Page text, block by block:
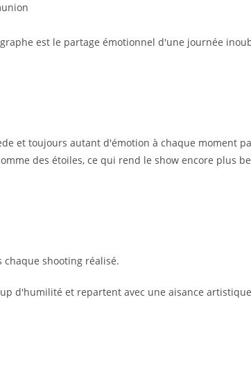
est le partage émotionnel d'une journée
et toujours autant d'émotion à chaque moment
des étoiles, ce qui rend le show encore plus
chaque shooting réalisé.
d'humilité et repartent avec une aisance